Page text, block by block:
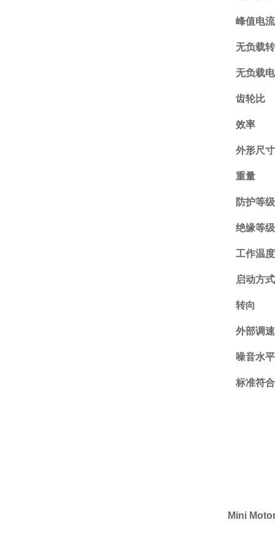
峰值电流
无负载
无负载
齿轮比
效率
外形尺寸
重量
防护等级
绝缘等级
工作温
启动方式
转向
外部调
噪音水平
标准符合
Mini